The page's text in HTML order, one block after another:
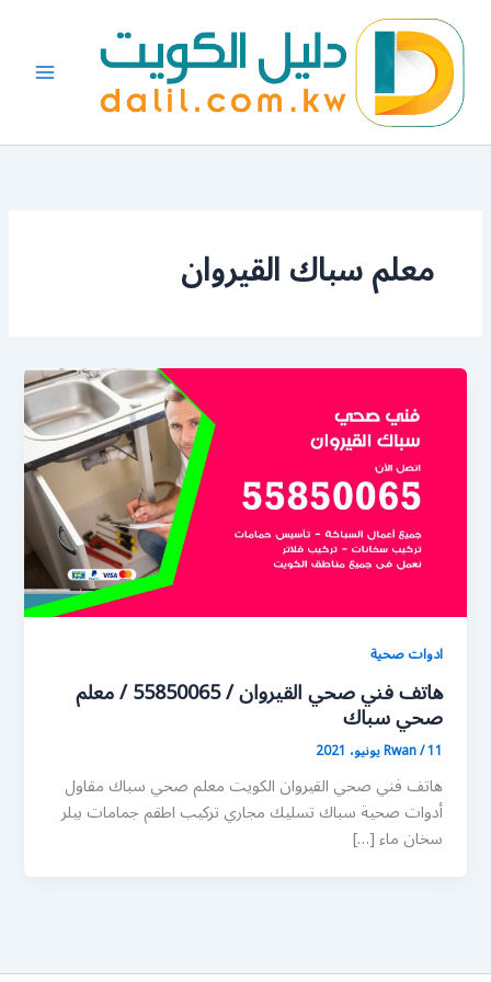
المحتوى
معلم سباك القيروان
ادوات صحية
هاتف فني صحي القيروان / 55850065 / معلم
صحي سباك
Rwan/11 يونيو، 2021
هاتف فني صحي القيروان الكويت معلم صحي سباك مقاول
أدوات صحية سباك تسليك مجاري تركيب اطقم جمامات بيلر
سخان ماء […]